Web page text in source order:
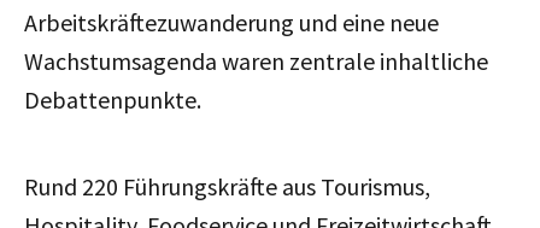
Arbeitskräftezuwanderung und eine neue
Wachstumsagenda waren zentrale inhaltliche
Debattenpunkte.
Rund 220 Führungskräfte aus Tourismus,